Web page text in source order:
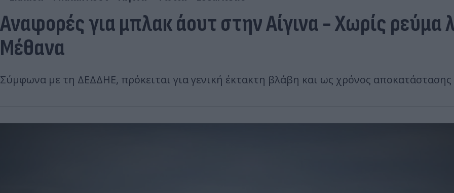
Αναφορές για μπλακ άουτ στην Αίγινα - Χωρίς
Μέθανα
Σύμφωνα με τη ΔΕΔΔΗΕ, πρόκειται για γενική έκτακτη βλάβη και ως χρόνος αποκατάστασης